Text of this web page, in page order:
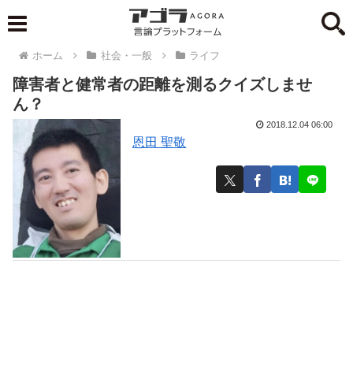
ホーム 社会・一般 ライフ
障害者と健常者の距離を測るクイズしませ
ん？
恩田 聖敬
2018.12.04 06:00